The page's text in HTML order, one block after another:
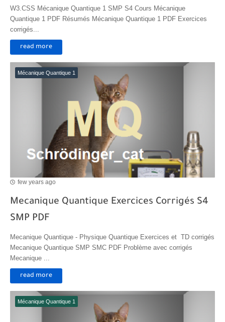
W3.CSS Mécanique Quantique 1 SMP S4 Cours Mécanique
Quantique 1 PDF Résumés Mécanique Quantique 1 PDF Exercices
corrigés...
read more
Mécanique Quantique 1
few years ago
Mecanique Quantique Exercices Corrigés S4
SMP PDF
Mecanique Quantique - Physique Quantique Exercices et TD corrigés
Mecanique Quantique SMP SMC PDF Problème avec corrigés
Mecanique ...
read more
Mécanique Quantique 1